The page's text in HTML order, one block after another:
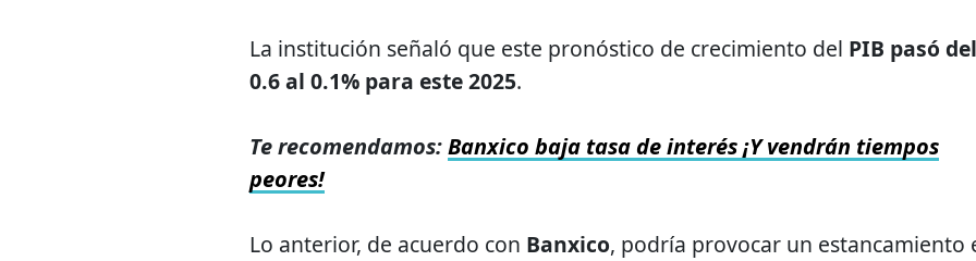
La institución señaló que este pronóstico de crecimiento del PIB pasó del
0.6 al 0.1% para este 2025.
Te recomendamos:Banxico baja tasa de interés ¡Y vendrán tiempos
peores!
Lo anterior, de acuerdo con Banxico, podría provocar un estancamiento